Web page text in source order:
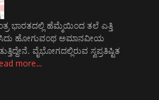
ಭಾರತದಲ್ಲಿ ಹೆಮ್ಮೆಯಿಂದ ತಲೆ ಎತ್ತಿ
ಹೋಗುವಂಥ ಅಮಾನವೀಯ
ವೈಭೋಗದಲ್ಲಿರುವ ಸ್ವಪ್ರತಿಷ್ಟಿತ
more…